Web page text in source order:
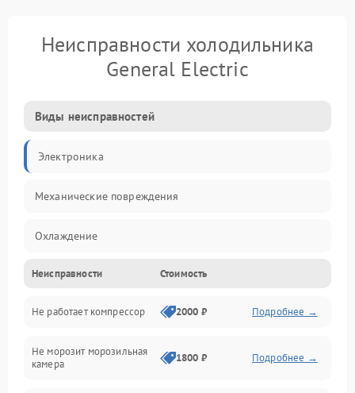
Неисправности холодильника
General Electric
Виды неисправностей
Электроника
Механические повреждения
Охлаждение
Механика
Электропитание
Дренаж
Неисправности Стоимость
Не работает компрессор 2000 ₽ Подробнее →
Не морозит морозильная
камера
1800 ₽ Подробнее →